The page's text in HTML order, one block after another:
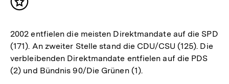
Inhalt
2002 entfielen die meisten Direktmandate auf die SPD
(171). An zweiter Stelle stand die CDU/CSU (125). Die
verbleibenden Direktmandate entfielen auf die PDS
(2) und Bündnis 90/Die Grünen (1).